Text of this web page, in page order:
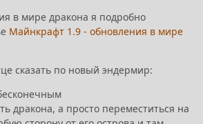
в мире дракона я подробно
Майнкрафт 1.9 - обновления в мире
сказать по новый эндермир:
дракона, а просто переместиться на